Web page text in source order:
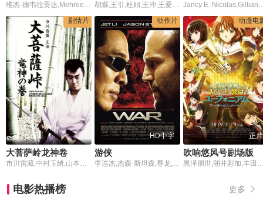
维杰·德韦拉贡达,Mehreen Pirzada,Sathyaraj,纳赛尔,Anastasia Maslova,Ambazhathil Karunakaran Lohithadas 胡蝶,王引,杜娟,王冲,王爱明,李香君,乐蒂,高翔,胡金铨
Jancy E.
剧情片
大菩萨岭龙神卷
市川雷藏,中村玉绪,山本富士子
动作片
HD中字
游侠
李连杰,杰森·斯坦森,尊龙,戴文青木,路易斯·古兹曼,绍尔·鲁宾内克,石桥凌,姜成镐,马修·圣·帕特里克,娜丁·维拉兹盖兹,安德里亚·罗斯,郑浩南,小杉健,特瑞·陈
动漫电
正片
黑泽朋世,朝井彩加,丰田萌绘,安济知佳,石谷春贵,藤村鼓乃美,山冈百合,津田健次郎,小堀幸,雨
电影热播榜 更多